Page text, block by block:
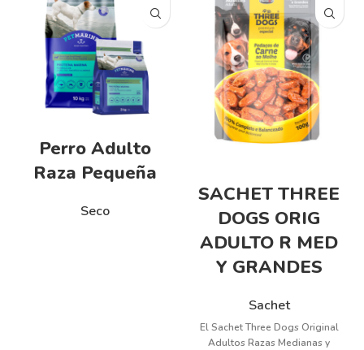
Perro Adulto
Raza Pequeña
Seco
SACHET THREE
DOGS ORIG
ADULTO R MED
Y GRANDES
Sachet
El Sachet Three Dogs Original
Adultos Razas Medianas y